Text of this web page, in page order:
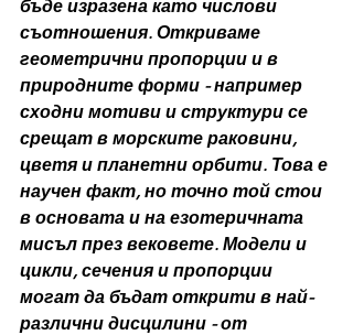
бъде изразена като числови
съотношения. Откриваме
геометрични пропорции и в
природните форми - например
сходни мотиви и структури се
срещат в морските раковини,
цветя и планетни орбити. Това е
научен факт, но точно той стои
в основата и на езотеричната
мисъл през вековете. Модели и
цикли, сечения и пропорции
могат да бъдат открити в най-
различни дисцилини - от